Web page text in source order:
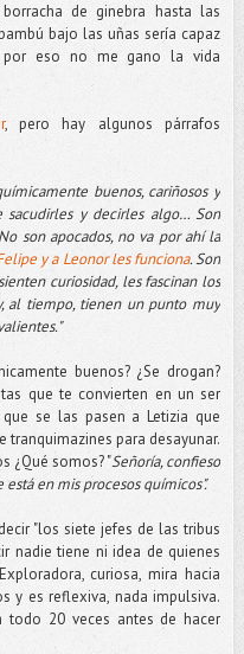
de ginebra hasta las
bajo las uñas sería capaz
por eso no me gano la vida
, pero hay algunos párrafos
buenos, cariñosos y
sacudirles y decirles algo… Son
son apocados, no va por ahí la
y a Leonor les funciona. Son
curiosidad, les fascinan los
al tiempo, tienen un punto muy
buenos? ¿Se drogan?
que te convierten en un ser
se las pasen a Letizia que
para desayunar.
¿Qué somos? "Señoría, confieso
en mis procesos químicos".
"los siete jefes de las tribus
nadie tiene ni idea de quienes
curiosa, mira hacia
y es reflexiva, nada impulsiva.
20 veces antes de hacer